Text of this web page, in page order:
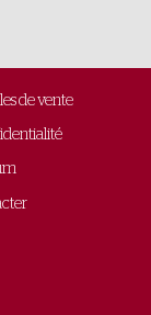
de vente